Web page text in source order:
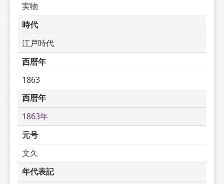
実物
時代
江戸時代
西暦年
1863
西暦年
1863年
元号
文久
年代表記